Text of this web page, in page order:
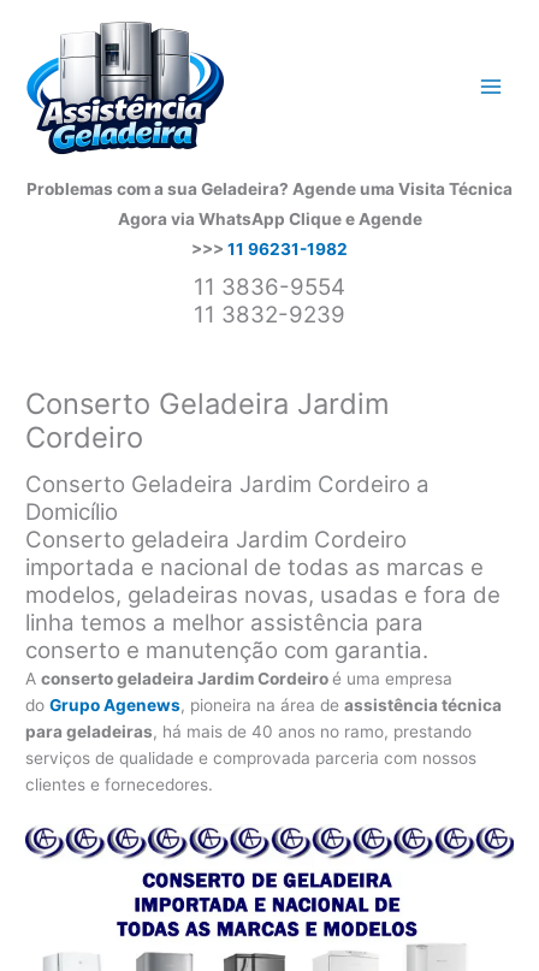
conteúdo
Problemas com a sua Geladeira? Agende uma Visita Técnica
Agora via WhatsApp Clique e Agende
>>> 11 96231-1982
11 3836-9554
11 3832-9239
Conserto Geladeira Jardim
Cordeiro
Conserto Geladeira Jardim Cordeiro a
Domicílio
Conserto geladeira Jardim Cordeiro
importada e nacional de todas as marcas e
modelos, geladeiras novas, usadas e fora de
linha temos a melhor assistência para
conserto e manutenção com garantia.
Aconserto geladeira Jardim Cordeiroé uma empresa
doGrupo Agenews, pioneira na área deassistência técnica
para geladeiras, há mais de 40 anos no ramo, prestando
serviços de qualidade e comprovada parceria com nossos
clientes e fornecedores.